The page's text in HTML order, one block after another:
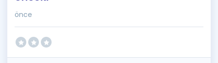
önce